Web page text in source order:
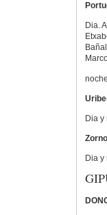
Dia.
Dia y
Dia y